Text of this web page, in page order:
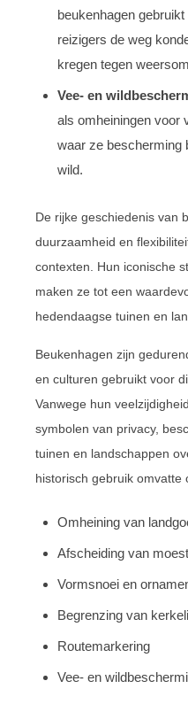
beukenhagen
reizigers de weg
kregen tegen
Vee- en
als omheiningen voor
waar ze bescherming
wild.
De rijke geschiedenis van
duurzaamheid en
contexten. Hun iconische
maken ze tot een
hedendaagse tuinen en
Beukenhagen zijn
en culturen gebruikt voor
Vanwege hun
symbolen van privacy,
tuinen en landschappen
historisch gebruik omvatte
Omheining van
Afscheiding van
Vormsnoei en
Begrenzing van
Routemarkering
Vee- en